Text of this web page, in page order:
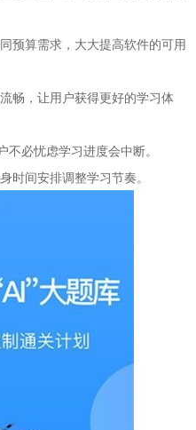
预算需求，大大提高软件的可用
畅，让用户获得更好的学习体
必忧虑学习进度会中断。
时间安排调整学习节奏。